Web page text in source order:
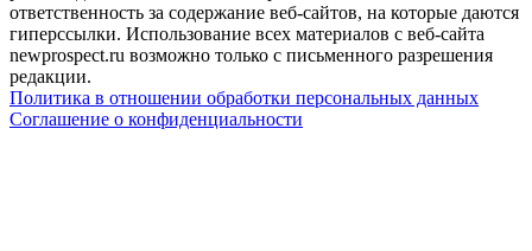
ответственность за содержание веб-сайтов, на которые даются
гиперссылки. Использование всех материалов с веб-сайта
newprospect.ru возможно только с письменного разрешения
редакции.
Политика в отношении обработки персональных данных
Соглашение о конфиденциальности